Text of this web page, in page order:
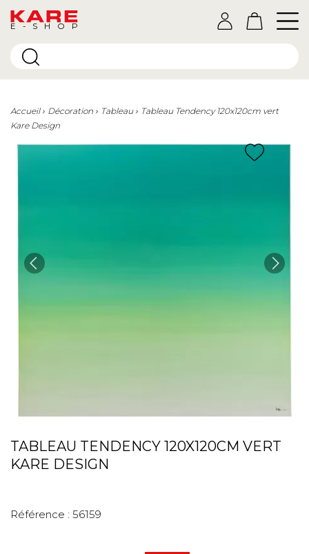
E-SHOP
Accueil Décoration Tableau
Tableau Tendency 120x120cm vert
Kare Design
TABLEAU TENDENCY 120X120CM VERT
KARE DESIGN
Référence : 56159